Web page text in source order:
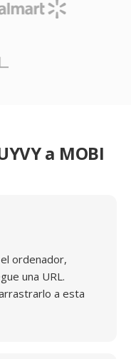
a MOBI
ordenador,
una URL.
a esta